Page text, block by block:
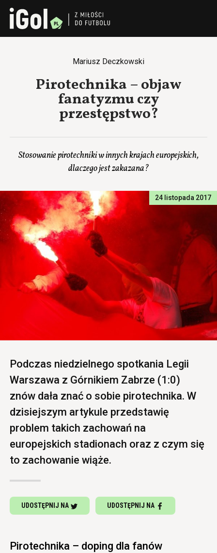
Mariusz Deczkowski
Pirotechnika – objaw
fanatyzmu czy
przestępstwo?
Stosowanie pirotechniki w innych krajach europejskich,
dlaczego jest zakazana?
24 listopada 2017
Podczas niedzielnego spotkania Legii
Warszawa z Górnikiem Zabrze (1:0)
znów dała znać o sobie pirotechnika. W
dzisiejszym artykule przedstawię
problem takich zachowań na
europejskich stadionach oraz z czym się
to zachowanie wiąże.
UDOSTĘPNIJ NA UDOSTĘPNIJ NA
Pirotechnika – doping dla fanów